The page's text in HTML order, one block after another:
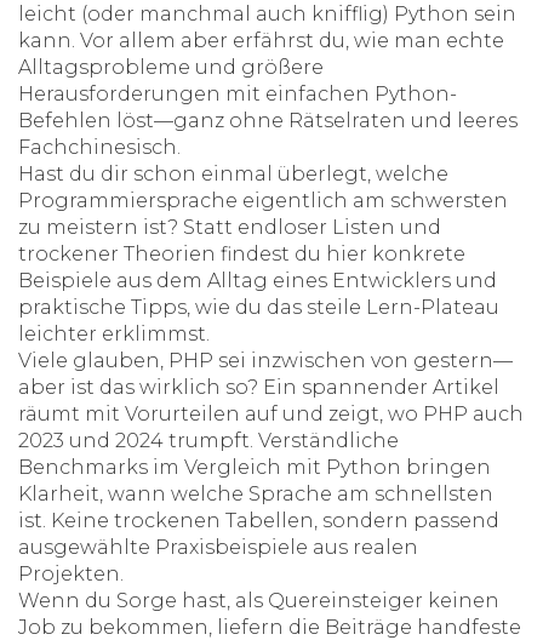
leicht (oder manchmal auch knifflig) Python sein
kann. Vor allem aber erfährst du, wie man echte
Alltagsprobleme und größere
Herausforderungen mit einfachen Python-
Befehlen löst—ganz ohne Rätselraten und leeres
Fachchinesisch.
Hast du dir schon einmal überlegt, welche
Programmiersprache eigentlich am schwersten
zu meistern ist? Statt endloser Listen und
trockener Theorien findest du hier konkrete
Beispiele aus dem Alltag eines Entwicklers und
praktische Tipps, wie du das steile Lern-Plateau
leichter erklimmst.
Viele glauben, PHP sei inzwischen von gestern—
aber ist das wirklich so? Ein spannender Artikel
räumt mit Vorurteilen auf und zeigt, wo PHP auch
2023 und 2024 trumpft. Verständliche
Benchmarks im Vergleich mit Python bringen
Klarheit, wann welche Sprache am schnellsten
ist. Keine trockenen Tabellen, sondern passend
ausgewählte Praxisbeispiele aus realen
Projekten.
Wenn du Sorge hast, als Quereinsteiger keinen
Job zu bekommen, liefern die Beiträge handfeste